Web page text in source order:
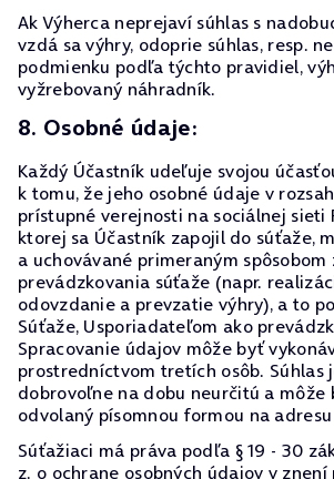
Ak Výherca neprejaví súhlas s
vzdá sa výhry, odoprie súhlas, resp.
podmienku podľa týchto pravidiel,
vyžrebovaný náhradník.
8. Osobné údaje:
Každý Účastník udeľuje svojou
k tomu, že jeho osobné údaje v
prístupné verejnosti na sociálnej sieti
ktorej sa Účastník zapojil do súťaže,
a uchovávané primeraným spôsobom
prevádzkovania súťaže (napr.
odovzdanie a prevzatie výhry), a to
Súťaže, Usporiadateľom ako
Spracovanie údajov môže byť
prostredníctvom tretích osôb. Súhlas
dobrovoľne na dobu neurčitú a
odvolaný písomnou formou na
Súťažiaci má práva podľa § 19 - 30
z. o ochrane osobných údajov v znení